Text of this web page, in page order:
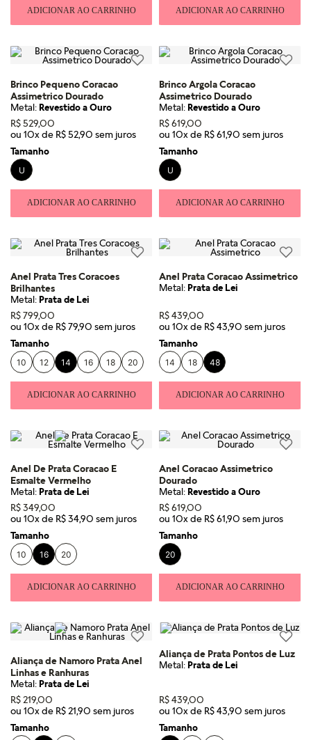
ADICIONAR AO CARRINHO ADICIONAR AO CARRINHO
Brinco Pequeno Coracao
Assimetrico Dourado
Metal:Revestido a Ouro
R$529,00
ou 10x de R$52,90
Tamanho
U
ADICIONAR AO CARRINHO
Brinco Argola Coracao
Assimetrico Dourado
Metal:Revestido a Ouro
R$619,00
ou 10x de R$61,90
Tamanho
U
ADICIONAR AO CARRINHO
Anel Prata Tres Coracoes
Brilhantes
Metal:Prata de Lei
R$799,00
ou 10x de R$79,90
Tamanho
10 12 14 16 18 20
ADICIONAR AO CARRINHO
Anel Prata Coracao Assimetrico
Metal:Prata de Lei
R$439,00
ou 10x de R$43,90
Tamanho
14 18 48
ADICIONAR AO CARRINHO
Anel De Prata Coracao E
Esmalte Vermelho
Metal:Prata de Lei
R$349,00
ou 10x de R$34,90
Tamanho
10 16 20
ADICIONAR AO CARRINHO
Anel Coracao Assimetrico
Dourado
Metal:Revestido a Ouro
R$619,00
ou 10x de R$61,90
Tamanho
20
ADICIONAR AO CARRINHO
Aliança de Namoro Prata Anel
Linhas e Ranhuras
Metal:Prata de Lei
R$219,00
ou 10x de R$21,90
Tamanho
Aliança de Prata Pontos de Luz
Metal:Prata de Lei
R$439,00
ou 10x de R$43,90
Tamanho